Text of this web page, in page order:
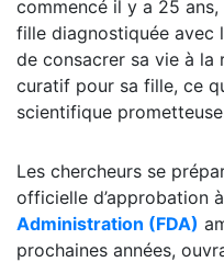
commencé il y a 25
fille diagnostiquée avec
de consacrer sa vie à la
curatif pour sa fille, ce
scientifique
Les chercheurs se
officielle d’approbation
Administration (FDA)
prochaines années,